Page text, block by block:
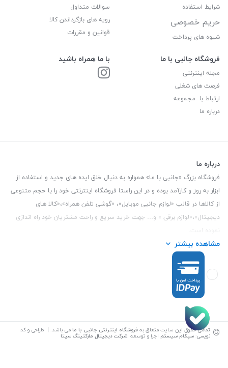
شرایط استفاده
حریم خصوصی
شیوه های پرداخت
سوالات متداول
رویه های بازگرداندن کالا
قوانین و مقررات
فروشگاه جانبی با ما
مجله اینترنتی
فرصت های شغلی
ارتباط با مجموعه
درباره ما
با ما همراه باشید
درباره ما
فروشگاه بزرگ «جانبی با ما» همواره به دنبال خلق ایده های جدید و استفاده از
ابزار به روز و کارآمد بوده و در این راستا فروشگاه اینترنتی خود را با حجم متنوعی
از کالاها در قالب «لوازم جانبی موبایل»، «گوشی تلفن همراه»،«کالا های
دیجیتال»،«لوازم برقی » و… جهت خرید سریع و راحت مشتریان خود راه اندازی
این فروشگاه تمام تلاش خود را نموده تا کالاهایی با کیفیت و با حداقل قیمت
عرضه نماید.
تلفن تماس :3847 088 0912
و ملی طبقه زیرین عکاسی
مشاهده بیشتر
© تمامی حقوق این سایت متعلق بهفروشگاه اینترنتی جانبی با ما می باشد. | طراحی و کد
نویسی: سپکام سیستم اجرا و توسعه :شرکت دیجیتال مارکتینگ سپتا